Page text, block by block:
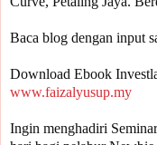
Baca blog dengan input
www.faizalyusup.my
Ingin menghadiri